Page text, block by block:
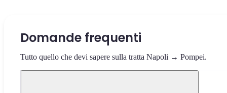
Domande frequenti
Tutto quello che devi sapere sulla tratta Napoli → Pompei.